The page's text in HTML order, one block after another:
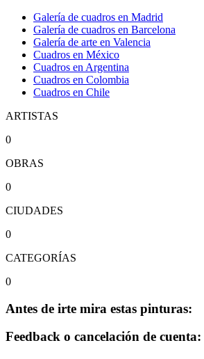
Galería de cuadros en Madrid
Galería de cuadros en Barcelona
Galería de arte en Valencia
Cuadros en México
Cuadros en Argentina
Cuadros en Colombia
Cuadros en Chile
ARTISTAS
0
OBRAS
0
CIUDADES
0
CATEGORÍAS
0
Antes de irte mira estas pinturas:
Feedback o cancelación de cuenta: